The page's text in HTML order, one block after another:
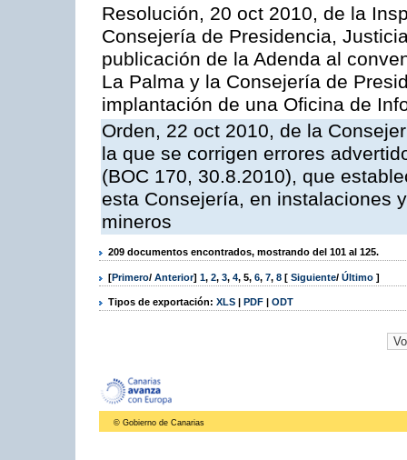
Resolución, 20 oct 2010, de la
Consejería de Presidencia,
publicación de la Adenda al
La Palma y la Consejería de
implantación de una Oficina de
Orden, 22 oct 2010, de la
la que se corrigen errores
(BOC 170, 30.8.2010), que
esta Consejería, en instalaciones
mineros
209 documentos encontrados, mostrando del 101 al 125.
[Primero/ Anterior] 1, 2, 3, 4, 5, 6, 7, 8 [ Siguiente/ Último ]
Tipos de exportación: XLS | PDF | ODT
© Gobierno de Canarias